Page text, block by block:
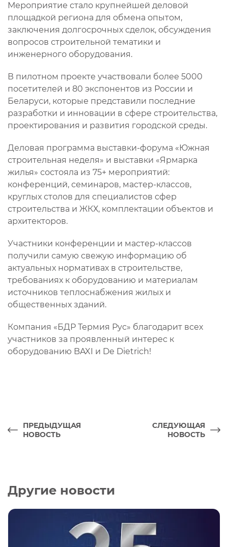
Мероприятие стало крупнейшей деловой
площадкой региона для обмена опытом,
заключения долгосрочных сделок, обсуждения
вопросов строительной тематики и
инженерного оборудования.
В пилотном проекте участвовали более 5000
посетителей и 80 экспонентов из России и
Беларуси, которые представили последние
разработки и инновации в сфере строительства,
проектирования и развития городской среды.
Деловая программа выставки-форума «Южная
строительная неделя» и выставки «Ярмарка
жилья» состояла из 75+ мероприятий:
конференций, семинаров, мастер-классов,
круглых столов для специалистов сфер
строительства и ЖКХ, комплектации объектов и
архитекторов.
Участники конференции и мастер-классов
получили самую свежую информацию об
актуальных нормативах в строительстве,
требованиях к оборудованию и материалам
источников теплоснабжения жилых и
общественных зданий.
Компания «БДР Термия Рус» благодарит всех
участников за проявленный интерес к
оборудованию BAXI и De Dietrich!
ПРЕДЫДУЩАЯ
НОВОСТЬ
СЛЕДУЮЩАЯ
НОВОСТЬ
Другие новости